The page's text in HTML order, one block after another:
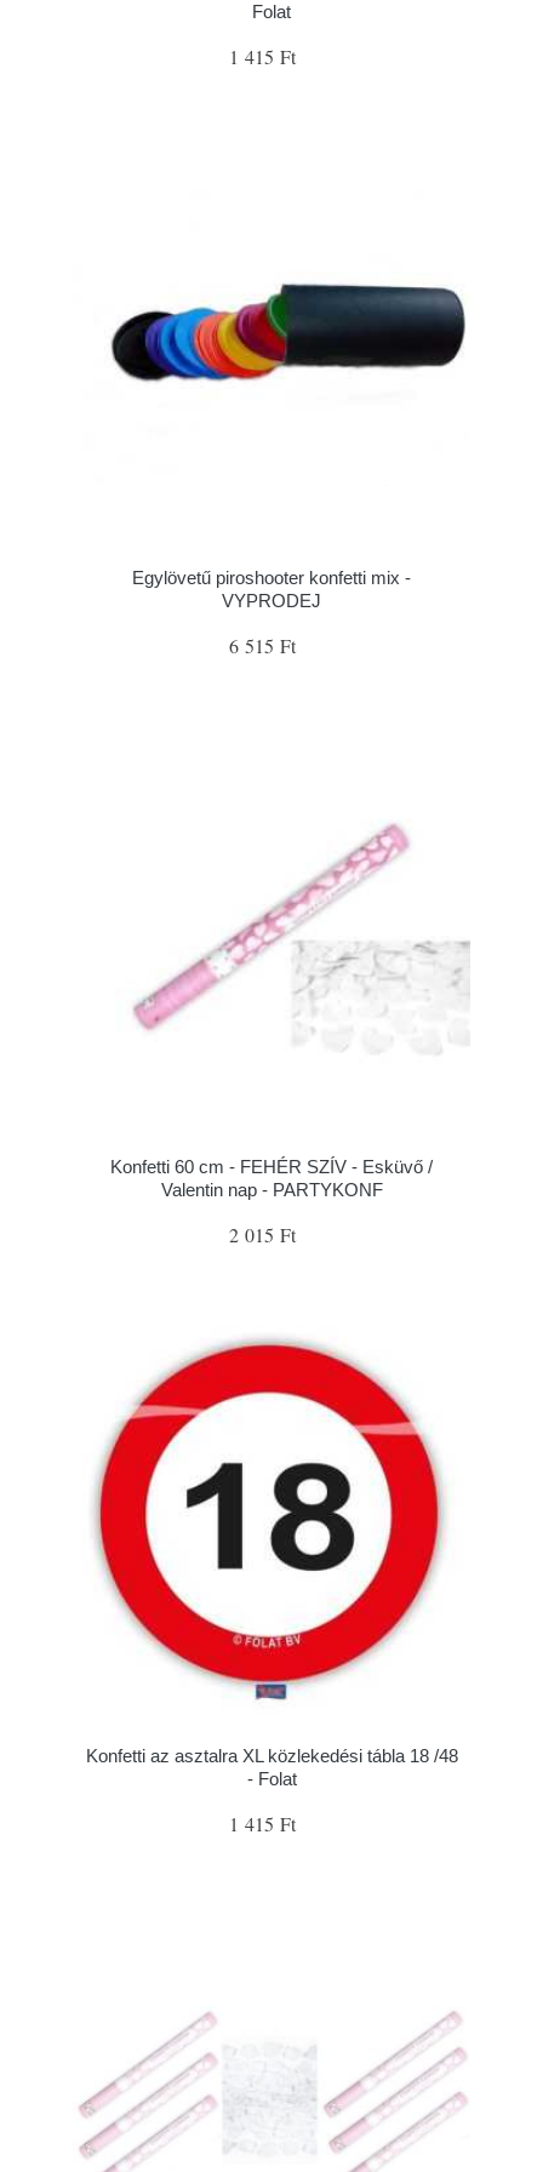
Folat
1 415 Ft
Egylövetű piroshooter konfetti mix -
VYPRODEJ
6 515 Ft
Konfetti 60 cm - FEHÉR SZÍV - Esküvő /
Valentin nap - PARTYKONF
2 015 Ft
Konfetti az asztalra XL közlekedési tábla 18 /48
- Folat
1 415 Ft